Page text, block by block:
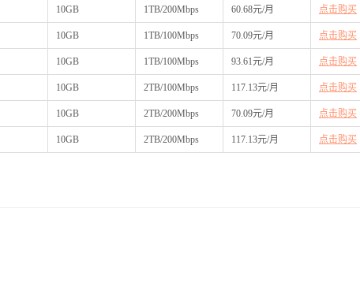
10GB 1TB/200Mbps 60.68元/月 点击购买
10GB 1TB/100Mbps 70.09元/月 点击购买
10GB 1TB/100Mbps 93.61元/月 点击购买
10GB 2TB/100Mbps 117.13元/月 点击购买
10GB 2TB/200Mbps 70.09元/月 点击购买
10GB 2TB/200Mbps 117.13元/月 点击购买